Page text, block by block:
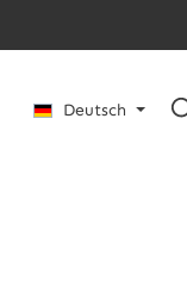
Deutsch